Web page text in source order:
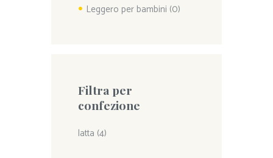
Leggero per bambini (0)
Filtra per
confezione
latta (4)